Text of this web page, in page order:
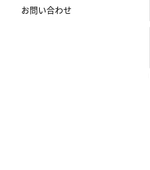
お問い合わせ